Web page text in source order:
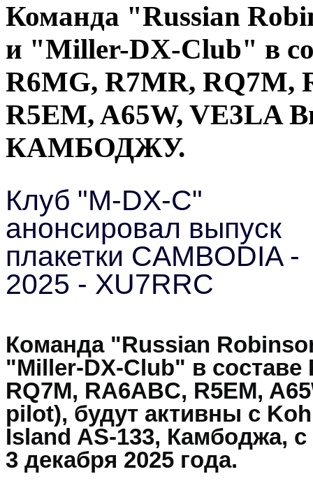
Команда "Russian
и "Miller-DX-Club" в
R6MG, R7MR, RQ7M,
R5EM, A65W, VE3LA
КАМБОДЖУ.
Клуб "M-DX-C"
анонсировал выпуск
плакетки CAMBODIA -
2025 - XU7RRC
Команда "Russian
"Miller-DX-Club" в составе
RQ7M, RA6ABC, R5EM,
pilot), будут активны с
Island AS-133, Камбоджа,
3 декабря 2025 года.